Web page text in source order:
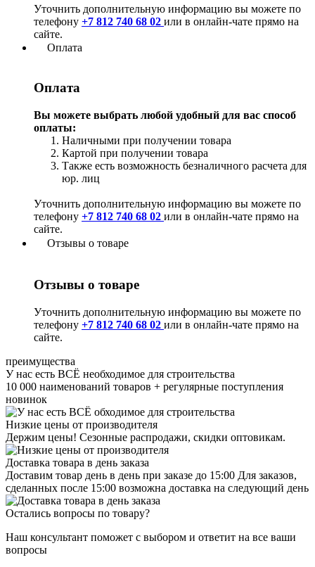
Уточнить дополнительную информацию вы можете по
телефону +7 812 740 68 02 или в онлайн-чате прямо на
сайте.
Оплата
Оплата
Вы можете выбрать любой удобный для вас способ
оплаты:
Наличными при получении товара
Картой при получении товара
Также есть возможность безналичного расчета для
юр. лиц
Уточнить дополнительную информацию вы можете по
телефону +7 812 740 68 02 или в онлайн-чате прямо на
сайте.
Отзывы о товаре
Отзывы о товаре
Уточнить дополнительную информацию вы можете по
телефону +7 812 740 68 02 или в онлайн-чате прямо на
сайте.
преимущества
У нас есть ВСЁ необходимое для строительства
10 000 наименований товаров + регулярные поступления
новинок
Низкие цены от производителя
Держим цены! Сезонные распродажи, скидки оптовикам.
Доставка товара в день заказа
Доставим товар день в день при заказе до 15:00 Для заказов,
сделанных после 15:00 возможна доставка на следующий день
Остались вопросы по товару?
Наш консультант поможет с выбором и ответит на все ваши
вопросы